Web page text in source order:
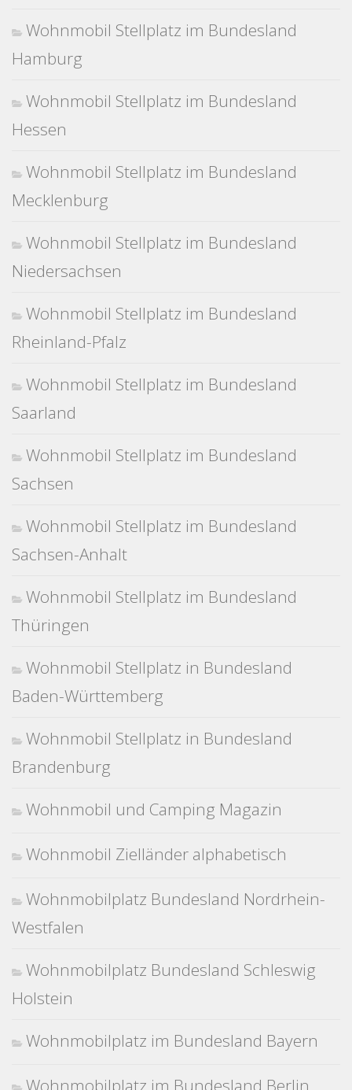
Wohnmobil Stellplatz im Bundesland
Hamburg
Wohnmobil Stellplatz im Bundesland
Hessen
Wohnmobil Stellplatz im Bundesland
Mecklenburg
Wohnmobil Stellplatz im Bundesland
Niedersachsen
Wohnmobil Stellplatz im Bundesland
Rheinland-Pfalz
Wohnmobil Stellplatz im Bundesland
Saarland
Wohnmobil Stellplatz im Bundesland
Sachsen
Wohnmobil Stellplatz im Bundesland
Sachsen-Anhalt
Wohnmobil Stellplatz im Bundesland
Thüringen
Wohnmobil Stellplatz in Bundesland
Baden-Württemberg
Wohnmobil Stellplatz in Bundesland
Brandenburg
Wohnmobil und Camping Magazin
Wohnmobil Zielländer alphabetisch
Wohnmobilplatz Bundesland Nordrhein-
Westfalen
Wohnmobilplatz Bundesland Schleswig
Holstein
Wohnmobilplatz im Bundesland Bayern
Wohnmobilplatz im Bundesland Berlin